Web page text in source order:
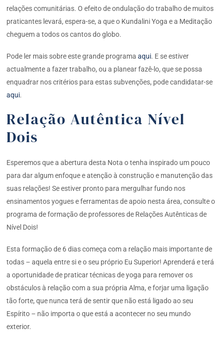
relações comunitárias. O efeito de ondulação do trabalho de muitos
praticantes levará, espera-se, a que o Kundalini Yoga e a Meditação
cheguem a todos os cantos do globo.
Pode ler mais sobre este grande programaaqui. E se estiver
actualmente a fazer trabalho, ou a planear fazê-lo, que se possa
enquadrar nos critérios para estas subvenções, pode candidatar-se
aqui.
Relação Autêntica Nível
Dois
Esperemos que a abertura desta Nota o tenha inspirado um pouco
para dar algum enfoque e atenção à construção e manutenção das
suas relações! Se estiver pronto para mergulhar fundo nos
ensinamentos yogues e ferramentas de apoio nesta área, consulte o
programa de formação de professores de Relações Autênticas de
Nível Dois!
Esta formação de 6 dias começa com a relação mais importante de
todas – aquela entre si e o seu próprio Eu Superior! Aprenderá e terá
a oportunidade de praticar técnicas de yoga para remover os
obstáculos à relação com a sua própria Alma, e forjar uma ligação
tão forte, que nunca terá de sentir que não está ligado ao seu
Espírito – não importa o que está a acontecer no seu mundo
exterior.